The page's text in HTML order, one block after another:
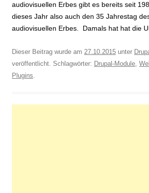
audiovisuellen Erbes gibt es bereits seit
dieses Jahr also auch den 35 Jahrestag
audiovisuellen Erbes. Damals hat hat die
Dieser Beitrag wurde am 27.10.2015 unter
veröffentlicht. Schlagwörter: Drupal-Module,
Plugins.